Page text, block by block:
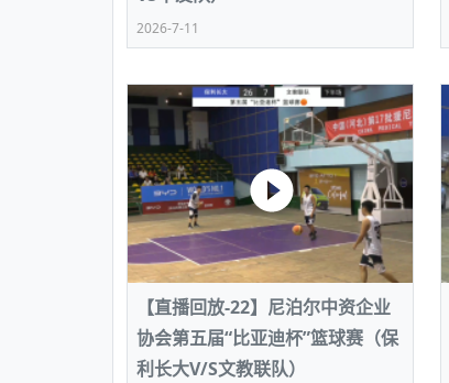
2026-7-11
【直播回放-22】尼泊尔中资企业
协会第五届“比亚迪杯”篮球赛（保
利长大V/S文教联队）